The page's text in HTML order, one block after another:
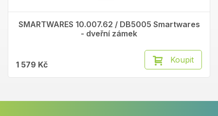
SMARTWARES 10.007.62 / DB5005 Smartwares
- dveřní zámek
1 579 Kč Koupit